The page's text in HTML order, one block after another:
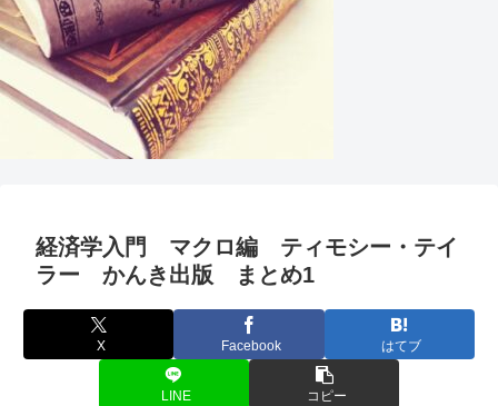
経済学入門 マクロ編 ティモシー・テイ
ラー かんき出版 まとめ1
X Facebook はてブ
LINE コピー